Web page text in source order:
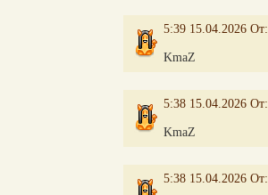
5:39 15.04.2026 От:
KmaZ
5:38 15.04.2026 От:
KmaZ
5:38 15.04.2026 От: